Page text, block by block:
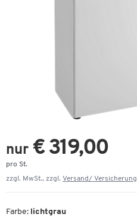
nur € 319,00
pro St.
zzgl. MwSt., zzgl. Versand/ Versicherung
Farbe: lichtgrau